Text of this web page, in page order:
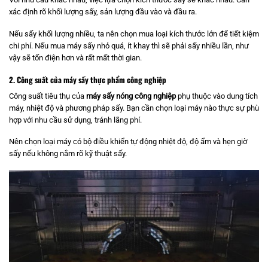
xác định rõ khối lượng sấy, sản lượng đầu vào và đầu ra.
Nếu sấy khối lượng nhiều, ta nên chọn mua loại kích thước lớn để tiết kiệm
chi phí. Nếu mua máy sấy nhỏ quá, ít khay thì sẽ phải sấy nhiều lần, như
vậy sẽ tốn điện hơn và rất mất thời gian.
2. Công suất của máy sấy thực phẩm công nghiệp
Công suất tiêu thụ của máy sấy nóng công nghiệpphụ thuộc vào dung tích
máy, nhiệt độ và phương pháp sấy. Bạn cần chọn loại máy nào thực sự phù
hợp với nhu cầu sử dụng, tránh lãng phí.
Nên chọn loại máy có bộ điều khiển tự động nhiệt độ, độ ẩm và hẹn giờ
sấy nếu không nắm rõ kỹ thuật sấy.